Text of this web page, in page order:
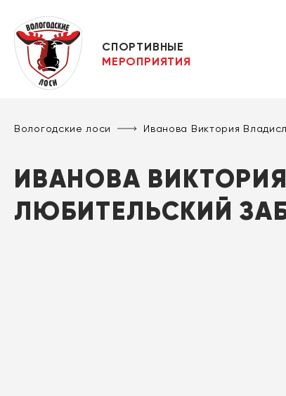
СПОРТИВНЫЕ
МЕРОПРИЯТИЯ
Вологодские лоси Иванова Виктория
ИВАНОВА
ЛЮБИТЕЛЬСКИЙ